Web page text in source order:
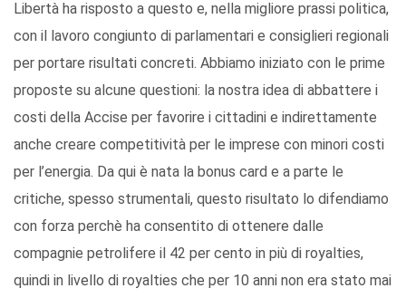
Libertà ha risposto a questo e, nella migliore prassi politica,
con il lavoro congiunto di parlamentari e consiglieri regionali
per portare risultati concreti. Abbiamo iniziato con le prime
proposte su alcune questioni: la nostra idea di abbattere i
costi della Accise per favorire i cittadini e indirettamente
anche creare competitività per le imprese con minori costi
per l’energia. Da qui è nata la bonus card e a parte le
critiche, spesso strumentali, questo risultato lo difendiamo
con forza perchè ha consentito di ottenere dalle
compagnie petrolifere il 42 per cento in più di royalties,
quindi in livello di royalties che per 10 anni non era stato mai